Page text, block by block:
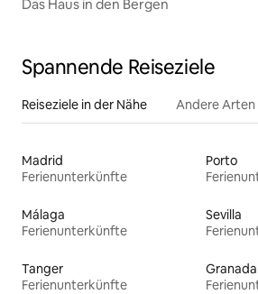
Das Haus in den Bergen
Spannende Reiseziele
Reiseziele in der Nähe Andere
Madrid
Ferienunterkünfte
Porto
Málaga
Ferienunterkünfte
Sevilla
Tanger
Ferienunterkünfte
Granada